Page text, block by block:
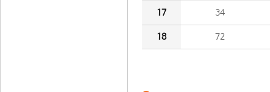
17 34
18 72